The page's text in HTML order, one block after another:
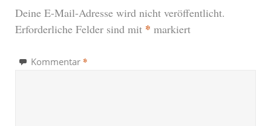
Deine E-Mail-Adresse wird nicht veröffentlicht.
Erforderliche Felder sind mit * markiert
Kommentar *